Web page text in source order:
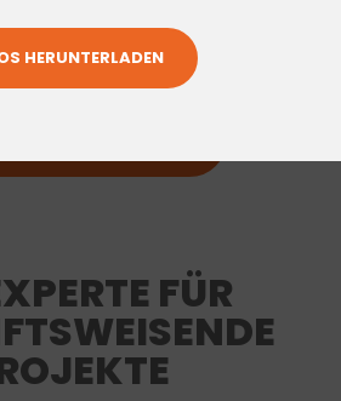
FÜR
HERUNTERLADEN